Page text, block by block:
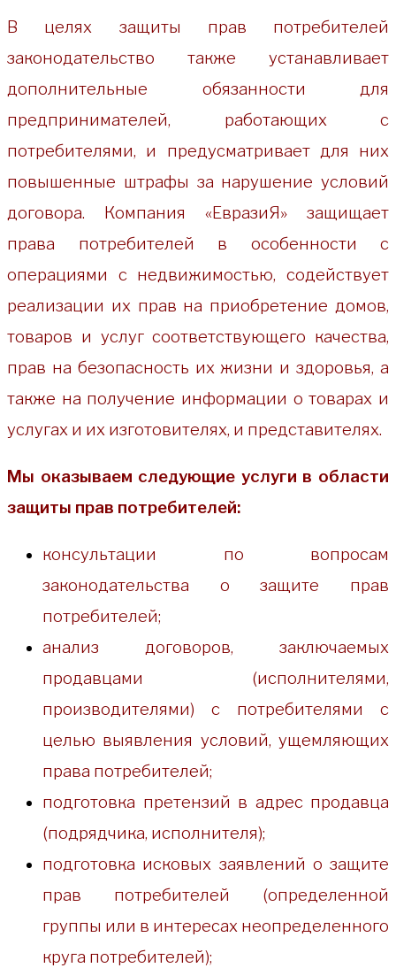
В целях защиты прав потребителей
законодательство также устанавливает
дополнительные обязанности для
предпринимателей, работающих с
потребителями, и предусматривает для них
повышенные штрафы за нарушение условий
договора. Компания «ЕвразиЯ» защищает
права потребителей в особенности с
операциями с недвижимостью, содействует
реализации их прав на приобретение домов,
товаров и услуг соответствующего качества,
прав на безопасность их жизни и здоровья, а
также на получение информации о товарах и
услугах и их изготовителях, и представителях.
Мы оказываем следующие услуги в области
защиты прав потребителей:
консультации по вопросам
законодательства о защите прав
потребителей;
анализ договоров, заключаемых
продавцами (исполнителями,
производителями) с потребителями с
целью выявления условий, ущемляющих
права потребителей;
подготовка претензий в адрес продавца
(подрядчика, исполнителя);
подготовка исковых заявлений о защите
прав потребителей (определенной
группы или в интересах неопределенного
круга потребителей);